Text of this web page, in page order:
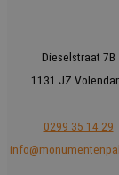
Dieselstraat 7B
1131 JZ
0299 35 14 29